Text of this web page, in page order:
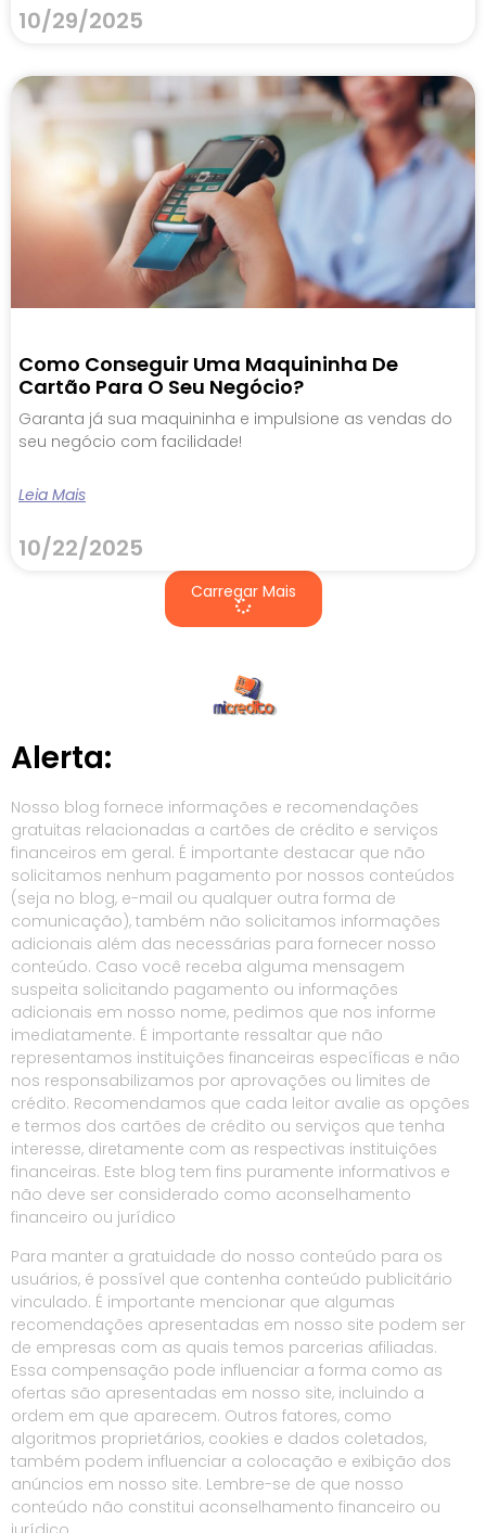
10/29/2025
Como Conseguir Uma Maquininha De
Cartão Para O Seu Negócio?
Garanta já sua maquininha e impulsione as vendas do
seu negócio com facilidade!
Leia Mais
10/22/2025
Carregar Mais
Alerta:
Nosso blog fornece informações e recomendações
gratuitas relacionadas a cartões de crédito e serviços
financeiros em geral. É importante destacar que não
solicitamos nenhum pagamento por nossos conteúdos
(seja no blog, e-mail ou qualquer outra forma de
comunicação), também não solicitamos informações
adicionais além das necessárias para fornecer nosso
conteúdo. Caso você receba alguma mensagem
suspeita solicitando pagamento ou informações
adicionais em nosso nome, pedimos que nos informe
imediatamente. É importante ressaltar que não
representamos instituições financeiras específicas e não
nos responsabilizamos por aprovações ou limites de
crédito. Recomendamos que cada leitor avalie as opções
e termos dos cartões de crédito ou serviços que tenha
interesse, diretamente com as respectivas instituições
financeiras. Este blog tem fins puramente informativos e
não deve ser considerado como aconselhamento
financeiro ou jurídico
Para manter a gratuidade do nosso conteúdo para os
usuários, é possível que contenha conteúdo publicitário
vinculado. É importante mencionar que algumas
recomendações apresentadas em nosso site podem ser
de empresas com as quais temos parcerias afiliadas.
Essa compensação pode influenciar a forma como as
ofertas são apresentadas em nosso site, incluindo a
ordem em que aparecem. Outros fatores, como
algoritmos proprietários, cookies e dados coletados,
também podem influenciar a colocação e exibição dos
anúncios em nosso site. Lembre-se de que nosso
conteúdo não constitui aconselhamento financeiro ou